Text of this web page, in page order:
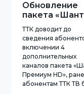
Обновление
пакета «Шант
Премиум HD»
ТТК в Томске
ТТК доводит до
сведения
включении 4
дополнительных
каналов пакета
Премиум HD»,
абонентам ТТК ТВ